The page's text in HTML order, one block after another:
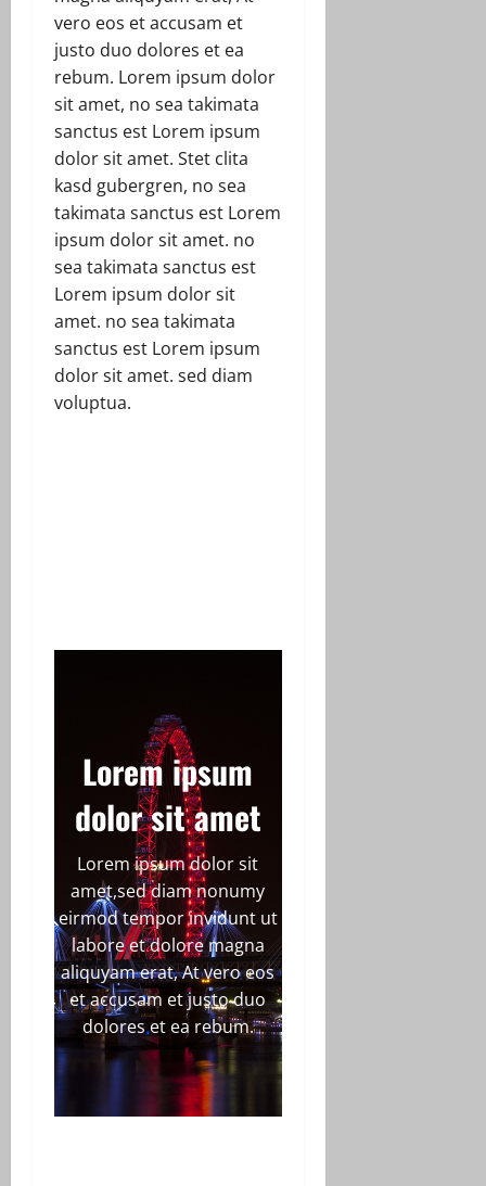
vero eos et accusam et
justo duo dolores et ea
rebum. Lorem ipsum dolor
sit amet, no sea takimata
sanctus est Lorem ipsum
dolor sit amet. Stet clita
kasd gubergren, no sea
takimata sanctus est Lorem
ipsum dolor sit amet. no
sea takimata sanctus est
Lorem ipsum dolor sit
amet. no sea takimata
sanctus est Lorem ipsum
dolor sit amet. sed diam
voluptua.
Lorem ipsum
dolor sit amet
Lorem ipsum dolor sit
amet,sed diam nonumy
eirmod tempor invidunt ut
labore et dolore magna
aliquyam erat, At vero eos
et accusam et justo duo
dolores et ea rebum.